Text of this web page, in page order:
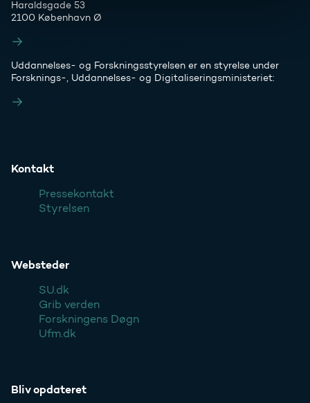
Haraldsgade 53
2100 København Ø
Uddannelses- og Forskningsstyrelsen er en styrelse under
Forsknings-, Uddannelses- og Digitaliseringsministeriet:
Kontakt
Pressekontakt
Styrelsen
Websteder
SU.dk
Grib verden
Forskningens Døgn
Ufm.dk
Bliv opdateret